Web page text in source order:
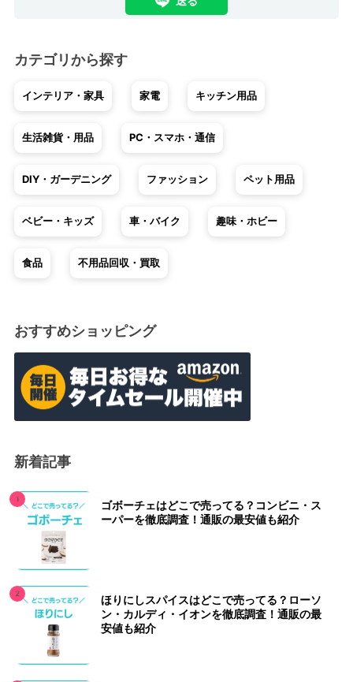
カテゴリから探す
インテリア・家具 家電 キッチン用品
生活雑貨・用品 PC・スマホ・通信
DIY・ガーデニング ファッション ペット用品
ベビー・キッズ 車・バイク 趣味・ホビー
食品 不用品回収・買取
おすすめショッピング
新着記事
ゴボーチェはどこで売ってる？コンビニ・ス
ーパーを徹底調査！通販の最安値も紹介
ほりにしスパイスはどこで売ってる？ローソ
ン・カルディ・イオンを徹底調査！通販の最
安値も紹介